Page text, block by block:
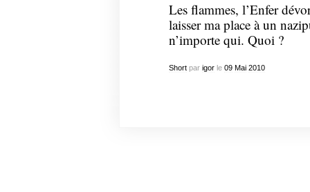
Les flammes, l’Enfer
laisser ma place à un
n’importe qui. Quoi ?
Shortpar igorle 09 Mai 2010